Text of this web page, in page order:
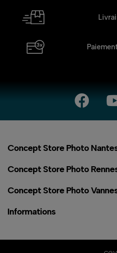
Concept Store Photo
Concept Store Photo
Concept Store Photo
Informations